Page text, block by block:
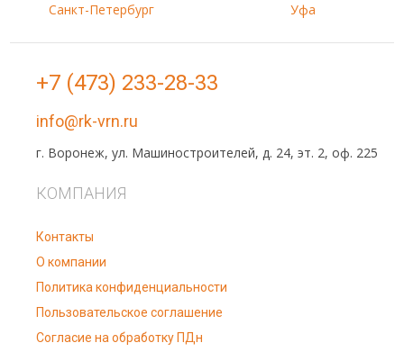
Санкт-Петербург
Уфа
+7 (473) 233-28-33
info@rk-vrn.ru
г. Воронеж, ул. Машиностроителей, д. 24, эт. 2, оф. 225
КОМПАНИЯ
Контакты
О компании
Политика конфиденциальности
Пользовательское соглашение
Согласие на обработку ПДн